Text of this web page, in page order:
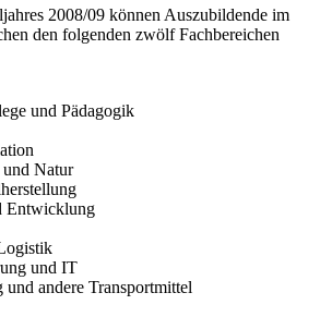
2008/09 können Auszubildende im
den folgenden zwölf Fachbereichen
und Pädagogik
und Natur
Entwicklung
und IT
andere Transportmittel